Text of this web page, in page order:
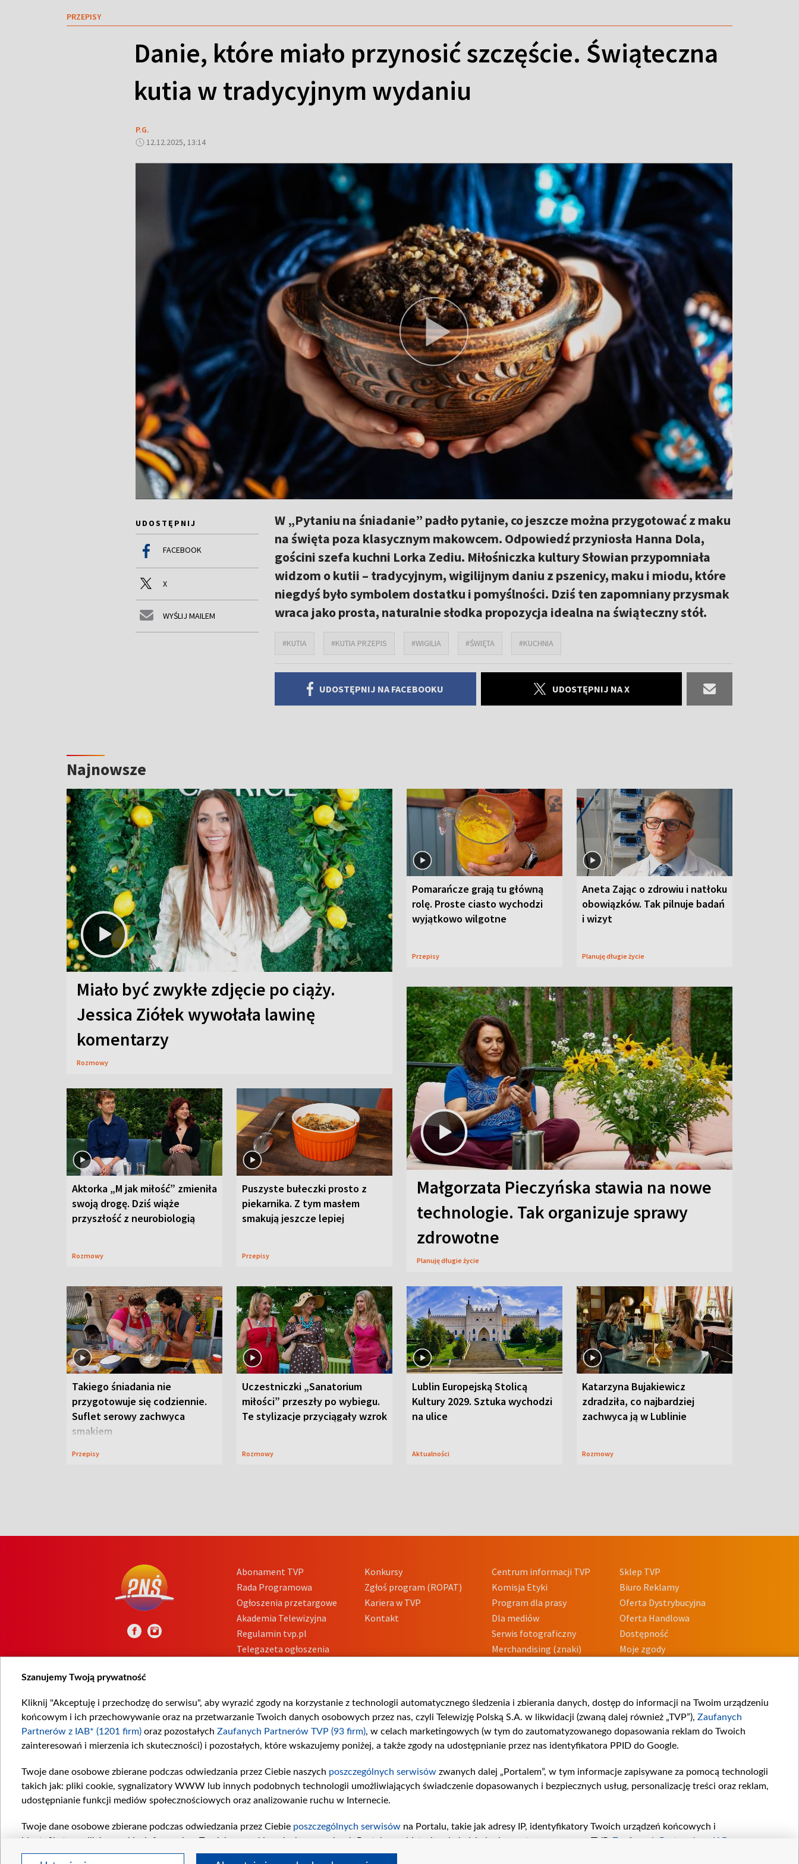
PRZEPISY
Danie, które miało przynosić szczęście. Świąteczna
kutia w tradycyjnym wydaniu
P.G.
12.12.2025, 13:14
UDOSTĘPNIJ
FACEBOOK
X
WYŚLIJ MAILEM
W „Pytaniu na śniadanie” padło pytanie, co jeszcze można przygotować z maku
na święta poza klasycznym makowcem. Odpowiedź przyniosła Hanna Dola,
gościni szefa kuchni Lorka Zediu. Miłośniczka kultury Słowian przypomniała
widzom o kutii – tradycyjnym, wigilijnym daniu z pszenicy, maku i miodu, które
niegdyś było symbolem dostatku i pomyślności. Dziś ten zapomniany przysmak
wraca jako prosta, naturalnie słodka propozycja idealna na świąteczny stół.
#KUTIA #KUTIA PRZEPIS #WIGILIA #ŚWIĘTA #KUCHNIA
UDOSTĘPNIJ NA FACEBOOKU UDOSTĘPNIJ NA X
Najnowsze
Miało być zwykłe zdjęcie po ciąży.
Jessica Ziółek wywołała lawinę
komentarzy
Rozmowy
Pomarańcze grają tu główną
rolę. Proste ciasto wychodzi
wyjątkowo wilgotne
Przepisy
Aneta Zając o zdrowiu i natłoku
obowiązków. Tak pilnuje badań
i wizyt
Planuję długie życie
Aktorka „M jak miłość” zmieniła
swoją drogę. Dziś wiąże
przyszłość z neurobiologią
Rozmowy
Puszyste bułeczki prosto z
piekarnika. Z tym masłem
smakują jeszcze lepiej
Przepisy
Małgorzata Pieczyńska stawia na nowe
technologie. Tak organizuje sprawy
zdrowotne
Planuję długie życie
Takiego śniadania nie
przygotowuje się codziennie.
Suflet serowy zachwyca
smakiem
Przepisy
Uczestniczki „Sanatorium
miłości” przeszły po wybiegu.
Te stylizacje przyciągały wzrok
Rozmowy
Lublin Europejską Stolicą
Kultury 2029. Sztuka wychodzi
na ulice
Aktualności
Katarzyna Bujakiewicz
zdradziła, co najbardziej
zachwyca ją w Lublinie
Rozmowy
Abonament TVP
Rada Programowa
Ogłoszenia przetargowe
Akademia Telewizyjna
Regulamin tvp.pl
Telegazeta ogłoszenia
Konkursy
Zgłoś program (ROPAT)
Kariera w TVP
Kontakt
Centrum informacji TVP
Komisja Etyki
Program dla prasy
Dla mediów
Serwis fotograficzny
Merchandising (znaki)
Sklep TVP
Biuro Reklamy
Oferta Dystrybucyjna
Oferta Handlowa
Dostępność
Moje zgody
Szanujemy Twoją prywatność
Kliknij "Akceptuję i przechodzę do serwisu", aby wyrazić zgody na korzystanie z technologii automatycznego śledzenia i zbierania danych, dostęp do informacji na Twoim urządzeniu
końcowym i ich przechowywanie oraz na przetwarzanie Twoich danych osobowych przez nas, czyli Telewizję Polską S.A. w likwidacji (zwaną dalej również „TVP”), Zaufanych
Partnerów z IAB* (1201 firm) oraz pozostałych Zaufanych Partnerów TVP (93 firm), w celach marketingowych (w tym do zautomatyzowanego dopasowania reklam do Twoich
zainteresowań i mierzenia ich skuteczności) i pozostałych, które wskazujemy poniżej, a także zgody na udostępnianie przez nas identyfikatora PPID do Google.
Twoje dane osobowe zbierane podczas odwiedzania przez Ciebie naszych poszczególnych serwisów zwanych dalej „Portalem”, w tym informacje zapisywane za pomocą technologii
takich jak: pliki cookie, sygnalizatory WWW lub innych podobnych technologii umożliwiających świadczenie dopasowanych i bezpiecznych usług, personalizację treści oraz reklam,
udostępnianie funkcji mediów społecznościowych oraz analizowanie ruchu w Internecie.
Twoje dane osobowe zbierane podczas odwiedzania przez Ciebie poszczególnych serwisów na Portalu, takie jak adresy IP, identyfikatory Twoich urządzeń końcowych i
identyfikatory plików cookie, informacje o Twoich wyszukiwaniach w serwisach Portalu czy historia odwiedzin będą przetwarzane przez TVP, Zaufanych Partnerów z IAB
pozostałychZaufanych Partnerów TVP dla realizacji następujących celów i funkcji: przechowywania informacji na urządzeniu lub dostęp do nich, wyboru podstawowych reklam,